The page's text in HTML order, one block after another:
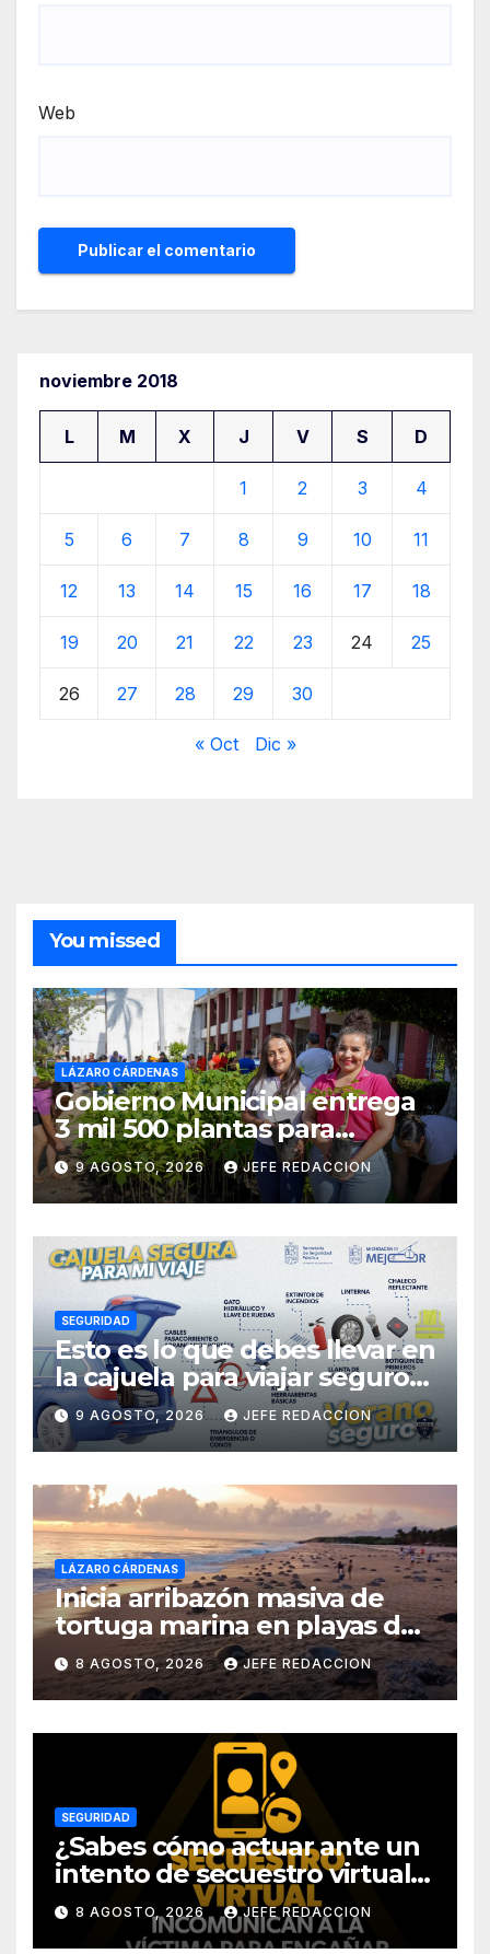
Web
noviembre 2018
L M X J V S D
1 2 3 4
5 6 7 8 9 10 11
12 13 14 15 16 17 18
19 20 21 22 23 24 25
26 27 28 29 30
« Oct Dic »
You missed
LÁZARO CÁRDENAS
Gobierno Municipal entrega
3 mil 500 plantas para
sumarse a la Jornada
Nacional de Reforestación
9 AGOSTO, 2026 JEFE REDACCION
SEGURIDAD
Esto es lo que debes llevar en
la cajuela para viajar seguro
por carretera
9 AGOSTO, 2026 JEFE REDACCION
LÁZARO CÁRDENAS
Inicia arribazón masiva de
tortuga marina en playas de
Michoacán
8 AGOSTO, 2026 JEFE REDACCION
SEGURIDAD
¿Sabes cómo actuar ante un
intento de secuestro virtual?
La SSP te guía para evitarlo
8 AGOSTO, 2026 JEFE REDACCION